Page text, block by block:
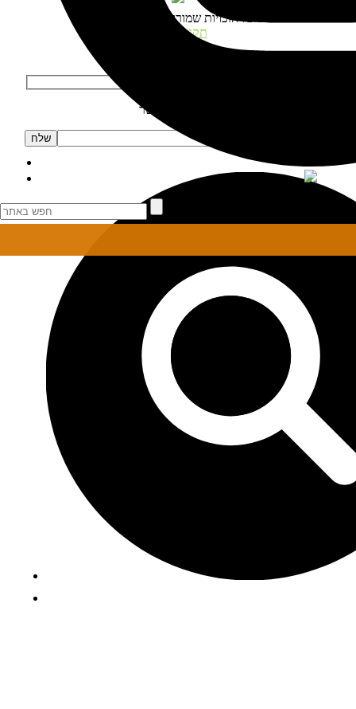
© כל הזכויות שמורות לנטע דגני
תקנון האתר
התחבר לאתר
הרשמה לניוזלטר